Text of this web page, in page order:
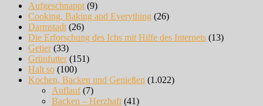
Aufgeschnappt (9)
Cooking, Baking and Everything (26)
Darmstadt (26)
Die Erforschung des Ichs mit Hilfe des Internets (13)
Getier(33)
Grünfutter(151)
Halt so (100)
Kochen, Backen und Genießen (1.022)
Auflauf(7)
Backen – Herzhaft (41)